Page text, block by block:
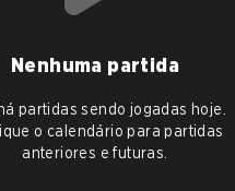
Nenhuma partida
partidas sendo jogadas hoje.
o calendário para partidas
anteriores e futuras.